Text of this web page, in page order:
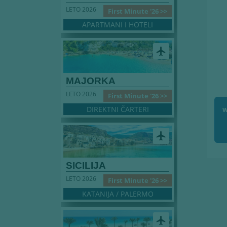
First Minute '26 >>
LETO 2026
APARTMANI I HOTELI
airplanemode_active
MAJORKA
First Minute '26 >>
LETO 2026
DIREKTNI ČARTERI
airplanemode_active
SICILIJA
First Minute '26 >>
LETO 2026
KATANIJA / PALERMO
airplanemode_active